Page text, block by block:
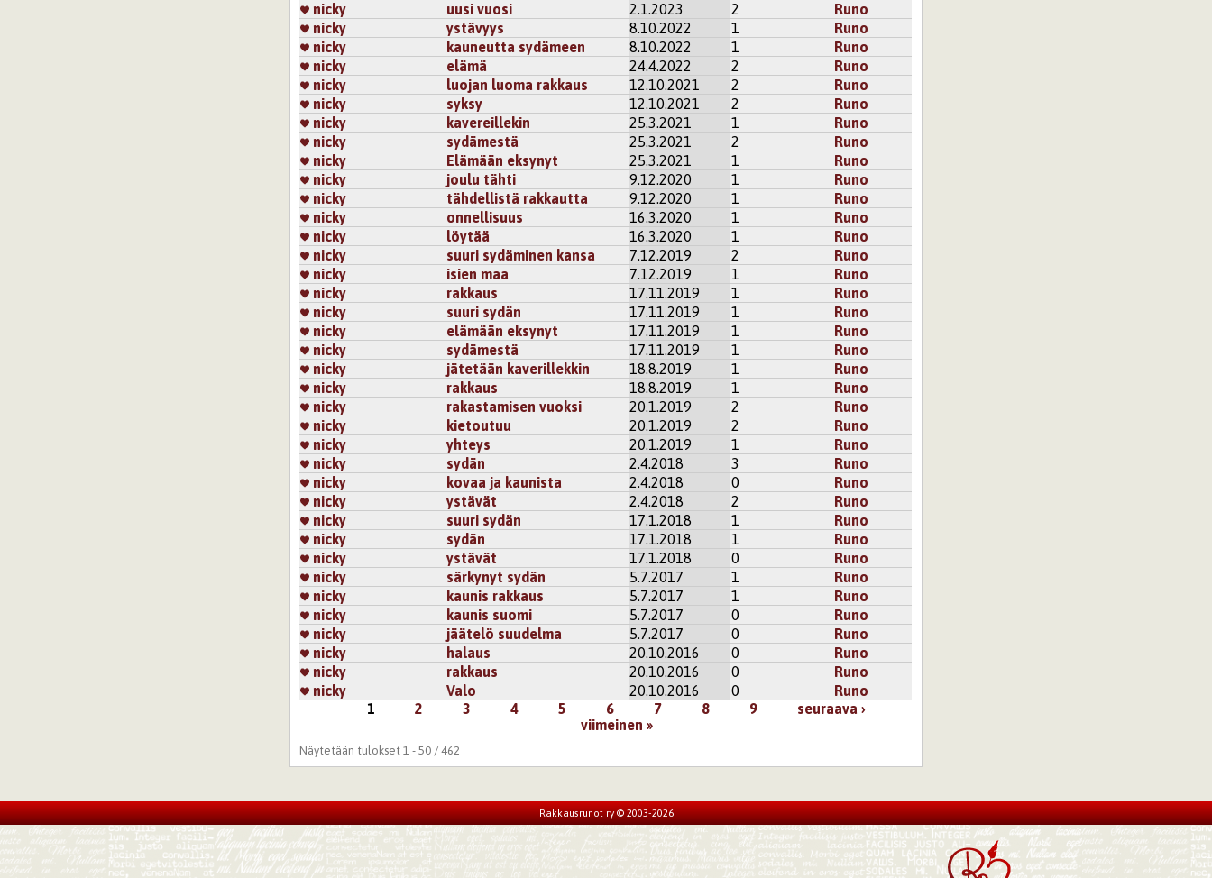
nicky
uusi vuosi 2.1.2023 2
Runo
nicky
ystävyys 8.10.2022 1
Runo
nicky
kauneutta sydämeen 8.10.2022 1
Runo
nicky
elämä 24.4.2022 2
Runo
nicky
luojan luoma rakkaus 12.10.2021 2
Runo
nicky
syksy 12.10.2021 2
Runo
nicky
kavereillekin 25.3.2021 1
Runo
nicky
sydämestä 25.3.2021 2
Runo
nicky
Elämään eksynyt 25.3.2021 1
Runo
nicky
joulu tähti 9.12.2020 1
Runo
nicky
tähdellistä rakkautta 9.12.2020 1
Runo
nicky
onnellisuus 16.3.2020 1
Runo
nicky
löytää 16.3.2020 1
Runo
nicky
suuri sydäminen kansa 7.12.2019 2
Runo
nicky
isien maa 7.12.2019 1
Runo
nicky
rakkaus 17.11.2019 1
Runo
nicky
suuri sydän 17.11.2019 1
Runo
nicky
elämään eksynyt 17.11.2019 1
Runo
nicky
sydämestä 17.11.2019 1
Runo
nicky
jätetään kaverillekkin 18.8.2019 1
Runo
nicky
rakkaus 18.8.2019 1
Runo
nicky
rakastamisen vuoksi 20.1.2019 2
Runo
nicky
kietoutuu 20.1.2019 2
Runo
nicky
yhteys 20.1.2019 1
Runo
nicky
sydän 2.4.2018 3
Runo
nicky
kovaa ja kaunista 2.4.2018 0
Runo
nicky
ystävät 2.4.2018 2
Runo
nicky
suuri sydän 17.1.2018 1
Runo
nicky
sydän 17.1.2018 1
Runo
nicky
ystävät 17.1.2018 0
Runo
nicky
särkynyt sydän 5.7.2017 1
Runo
nicky
kaunis rakkaus 5.7.2017 1
Runo
nicky
kaunis suomi 5.7.2017 0
Runo
nicky
jäätelö suudelma 5.7.2017 0
Runo
nicky
halaus 20.10.2016 0
Runo
nicky
rakkaus 20.10.2016 0
Runo
nicky
Valo 20.10.2016 0 Runo
1 2 3 4 5 6 7 8 9
seuraava ›
viimeinen »
Näytetään tulokset 1 - 50 / 462
Rakkausrunot ry © 2003-2026